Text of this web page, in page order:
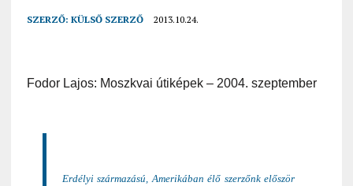
SZERZŐ: KÜLSŐ SZERZŐ 2013.10.24.
Fodor Lajos: Moszkvai útiképek – 2004. szeptember
Erdélyi származású, Amerikában élő szerzőnk először